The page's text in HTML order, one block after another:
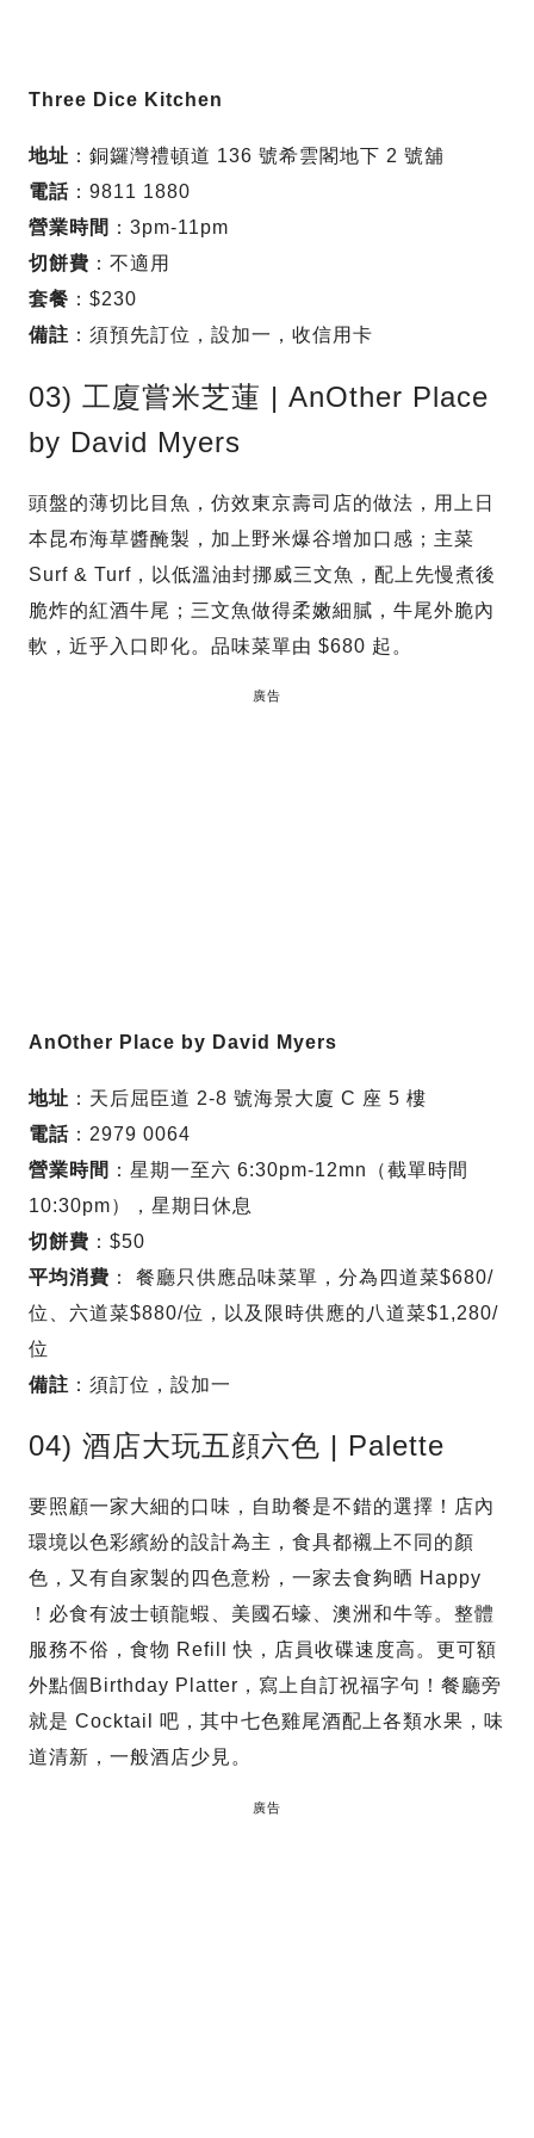
Three Dice Kitchen
地址 ：銅鑼灣禮頓道 136 號希雲閣地下 2 號舖
電話 ：9811 1880
營業時間 ：3pm-11pm
切餅費 ：不適用
套餐 ：$230
備註 ：須預先訂位，設加一，收信用卡
03) 工廈嘗米芝蓮 | AnOther Place
by David Myers
頭盤的薄切比目魚，仿效東京壽司店的做法，用上日
本昆布海草醬醃製，加上野米爆谷增加口感；主菜
Surf & Turf，以低溫油封挪威三文魚，配上先慢煮後
脆炸的紅酒牛尾；三文魚做得柔嫩細膩，牛尾外脆內
軟，近乎入口即化。品味菜單由 $680 起。
廣告
AnOther Place by David Myers
地址 ：天后屈臣道 2-8 號海景大廈 C 座 5 樓
電話 ：2979 0064
營業時間 ：星期一至六 6:30pm-12mn（截單時間
10:30pm），星期日休息
切餅費 ：$50
平均消費 ： 餐廳只供應品味菜單，分為四道菜$680/
位、六道菜$880/位，以及限時供應的八道菜$1,280/
位
備註 ：須訂位，設加一
04) 酒店大玩五顔六色 | Palette
要照顧一家大細的口味，自助餐是不錯的選擇！店內
環境以色彩繽紛的設計為主，食具都襯上不同的顏
色，又有自家製的四色意粉，一家去食夠晒 Happy
！必食有波士頓龍蝦、美國石蠔、澳洲和牛等。整體
服務不俗，食物 Refill 快，店員收碟速度高。更可額
外點個Birthday Platter，寫上自訂祝福字句！餐廳旁
就是 Cocktail 吧，其中七色雞尾酒配上各類水果，味
道清新，一般酒店少見。
廣告